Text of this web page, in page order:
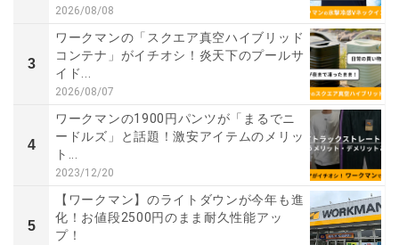
2026/08/08
3
ワークマンの「スクエア真空ハイブリッド
コンテナ」がイチオシ！炎天下のプールサ
イド...
2026/08/07
4
ワークマンの1900円パンツが「まるでニ
ードルズ」と話題！激安アイテムのメリッ
ト...
2023/12/20
5
【ワークマン】のライトダウンが今年も進
化！お値段2500円のまま耐久性能アッ
プ！